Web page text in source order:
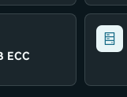
ECC